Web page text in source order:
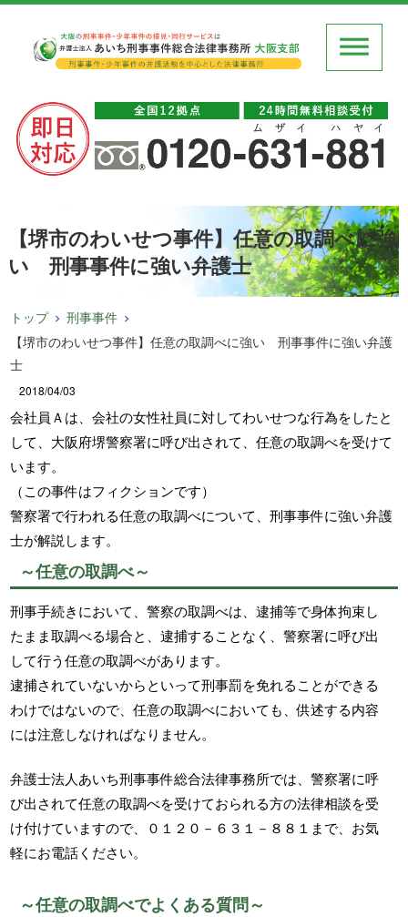
【堺市のわいせつ事件】任意の取調べに強
い 刑事事件に強い弁護士
トップ
刑事事件
【堺市のわいせつ事件】任意の取調べに強い 刑事事件に強い弁護
士
2018/04/03
会社員Ａは、会社の女性社員に対してわいせつな行為をしたと
して、大阪府堺警察署に呼び出されて、任意の取調べを受けて
います。
（この事件はフィクションです）
警察署で行われる任意の取調べについて、刑事事件に強い弁護
士が解説します。
～任意の取調べ～
刑事手続きにおいて、警察の取調べは、逮捕等で身体拘束し
たまま取調べる場合と、逮捕することなく、警察署に呼び出
して行う任意の取調べがあります。
逮捕されていないからといって刑事罰を免れることができる
わけではないので、任意の取調べにおいても、供述する内容
には注意しなければなりません。
弁護士法人あいち刑事事件総合法律事務所では、警察署に呼
び出されて任意の取調べを受けておられる方の法律相談を受
け付けていますので、０１２０－６３１－８８１まで、お気
軽にお電話ください。
～任意の取調べでよくある質問～